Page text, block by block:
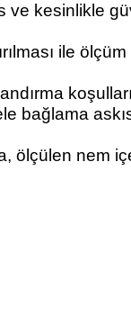
kesinlikle
ile
bağlama
ölçülen nem